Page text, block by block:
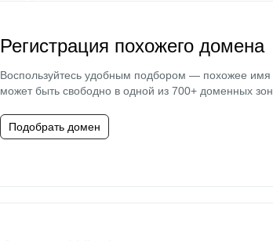
Регистрация похожего домена
Воспользуйтесь удобным подбором — похожее имя
может быть свободно в одной из 700+ доменных зон.
Подобрать домен